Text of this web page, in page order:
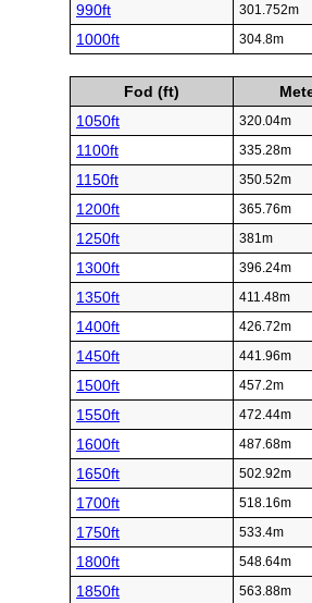
990ft 301.752m
1000ft 304.8m
Fod (ft)
1050ft
320.04m
1100ft 335.28m
1150ft 350.52m
1200ft 365.76m
1250ft 381m
1300ft 396.24m
1350ft 411.48m
1400ft 426.72m
1450ft 441.96m
1500ft 457.2m
1550ft 472.44m
1600ft 487.68m
1650ft 502.92m
1700ft 518.16m
1750ft 533.4m
1800ft 548.64m
1850ft 563.88m